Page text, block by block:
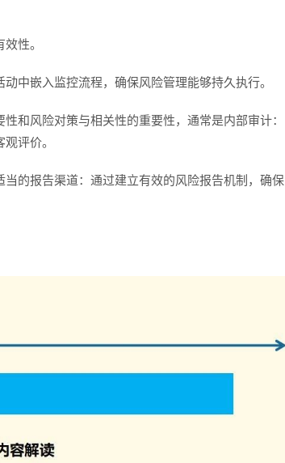
性。
中嵌入监控流程，确保风险管理能够持久执行。
和风险对策与相关性的重要性，通常是内部审计：
评价。
的报告渠道：通过建立有效的风险报告机制，确保